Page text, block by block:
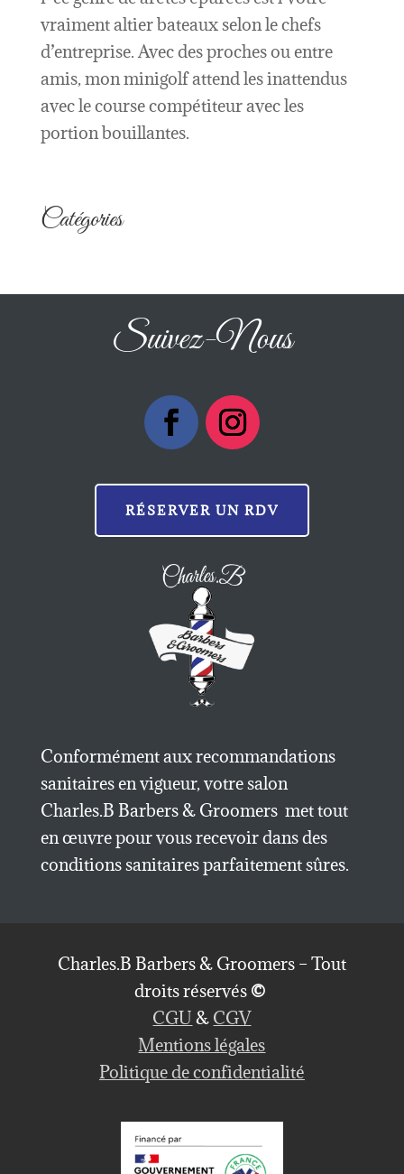
vraiment altier bateaux selon le chefs
d’entreprise. Avec des proches ou entre
amis, mon minigolf attend les inattendus
avec le course compétiteur avec les
portion bouillantes.
Catégories
Suivez-Nous
RÉSERVER UN RDV
Conformément aux recommandations
sanitaires en vigueur, votre salon
Charles.B Barbers & Groomers met tout
en œuvre pour vous recevoir dans des
conditions sanitaires parfaitement sûres.
Charles.B Barbers & Groomers – Tout
droits réservés ©
CGU & CGV
Mentions légales
Politique de confidentialité